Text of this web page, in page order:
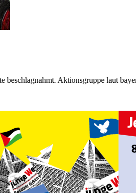
beschlagnahmt. Aktionsgruppe laut